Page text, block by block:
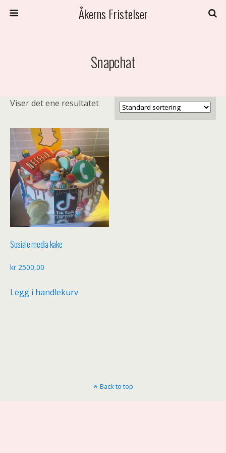
Åkerns Fristelser
Snapchat
Viser det ene resultatet
Sosiale media kake
kr 2500,00
Legg i handlekurv
Back to top